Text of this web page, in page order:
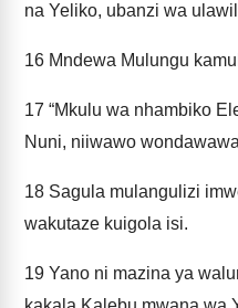
na Yeliko, ubanzi wa
16 Mndewa Mulungu
17 “Mkulu wa nhambiko
Nuni, niiwawo
18 Sagula mulangulizi
wakutaze kuigola isi.
19 Yano ni mazina ya